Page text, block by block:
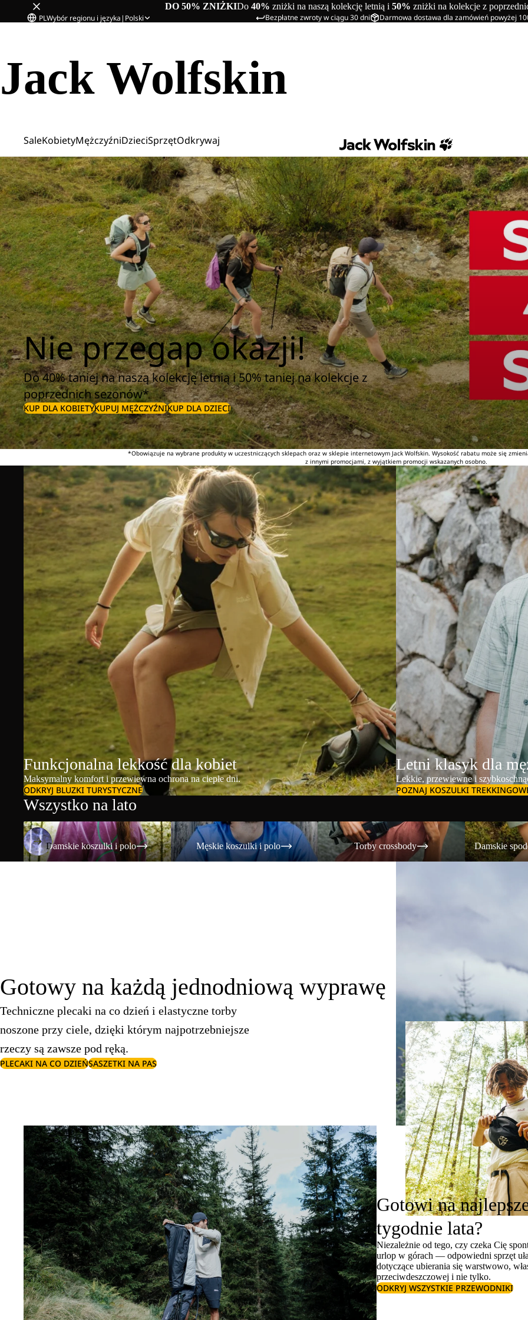
DO 50% ZNIŻKIDo 40% zniżki na naszą kolekcję letnią i 50% zniżki na kolekcje z
Bezpłatne zwroty w ciągu 30 dni Darmowa dostawa dla zamówień powyżej
PLWybór regionu i języka| Polski
Jack Wolfskin
SaleKobietyMężczyźniDzieciSprzętOdkrywaj
Nie przegap okazji!
Do 40% taniej na naszą kolekcję letnią i 50% taniej na kolekcje z
poprzednich sezonów*
KUP DLA KOBIETYKUPUJ MĘŻCZYŹNIKUP DLA DZIECI
*Obowiązuje na wybrane produkty w uczestniczących sklepach oraz w sklepie internetowym Jack Wolfskin. Wysokość rabatu może się
z innymi promocjami, z wyjątkiem promocji wskazanych osobno.
Funkcjonalna lekkość dla kobiet
Maksymalny komfort i przewiewna ochrona na ciepłe dni.
ODKRYJ BLUZKI TURYSTYCZNE
Letni klasyk dla
Lekkie, przewiewne i
POZNAJ KOSZULKI
Wszystko na lato
Damskie koszulki i polo
Damskie koszulki i polo
Męskie koszulki i polo
Męskie koszulki i polo
Torby crossbody
Torby crossbody
Damskie
Damskie
Gotowy na każdą jednodniową wyprawę
Techniczne plecaki na co dzień i elastyczne torby
noszone przy ciele, dzięki którym najpotrzebniejsze
rzeczy są zawsze pod ręką.
PLECAKI NA CO DZIEŃSASZETKI NA PAS
Gotowi na
tygodnie lata?
Niezależnie od tego, czy czeka Cię
urlop w górach — odpowiedni sprzęt
dotyczące ubierania się warstwowo,
przeciwdeszczowej i nie tylko.
ODKRYJ WSZYSTKIE PRZEWODNIKI